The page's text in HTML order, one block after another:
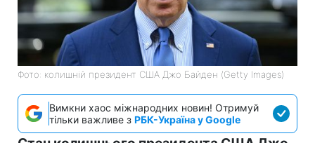
Фото: колишній президент США Джо Байден (Getty Images)
Вимкни хаос міжнародних новин! Отримуй
тільки важливе з РБК-Україна у Google